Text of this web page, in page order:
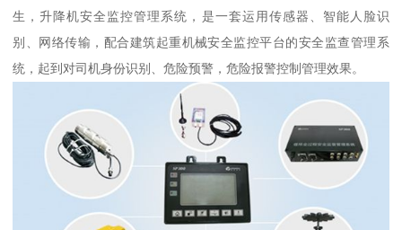
生，升降机安全监控管理系统，是一套运用传感器、智能人脸识
别、网络传输，配合建筑起重机械安全监控平台的安全监查管理系
统，起到对司机身份识别、危险预警，危险报警控制管理效果。